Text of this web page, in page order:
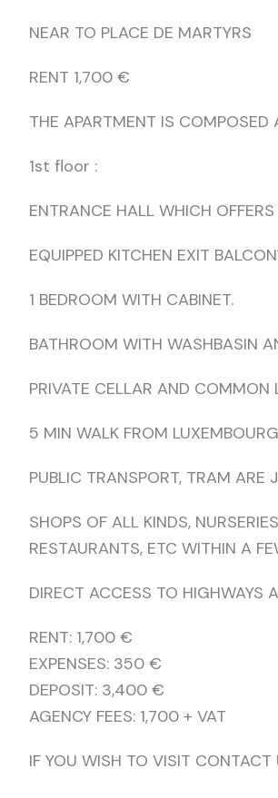
NEAR TO PLACE DE MARTYRS
RENT 1,700 €
THE APARTMENT IS COMPOSED
1st floor :
ENTRANCE HALL WHICH
EQUIPPED KITCHEN EXIT
1 BEDROOM WITH CABINET.
BATHROOM WITH WASHBASIN
PRIVATE CELLAR AND COMMON
5 MIN WALK FROM
PUBLIC TRANSPORT, TRAM ARE
SHOPS OF ALL KINDS,
RESTAURANTS, ETC WITHIN A
DIRECT ACCESS TO HIGHWAYS
RENT: 1,700 €
EXPENSES: 350 €
DEPOSIT: 3,400 €
AGENCY FEES: 1,700 + VAT
IF YOU WISH TO VISIT